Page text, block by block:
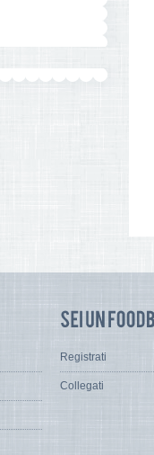
Registrati
Collegati